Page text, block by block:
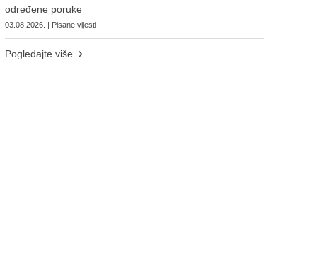
određene poruke
03.08.2026. | Pisane vijesti
Pogledajte više